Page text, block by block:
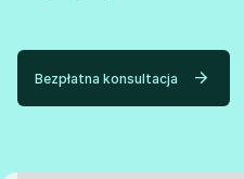
Bezpłatna konsultacja